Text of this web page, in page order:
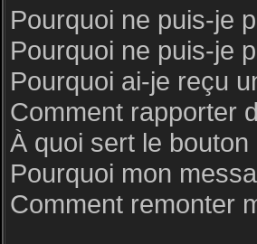
Pourquoi ne puis-je
Pourquoi ne puis-je
Pourquoi ai-je reçu
Comment rapporter
À quoi sert le
Pourquoi mon
Comment remonter